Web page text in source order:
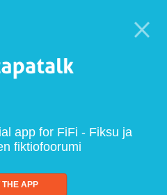
app for FiFi - Fiksu ja
fiktiofoorumi
THE APP